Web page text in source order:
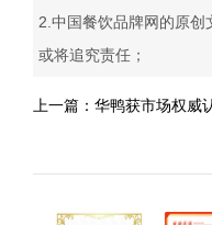
2.中国餐饮品牌网的原
或将追究责任；
上一篇： 华鸭获市场权威